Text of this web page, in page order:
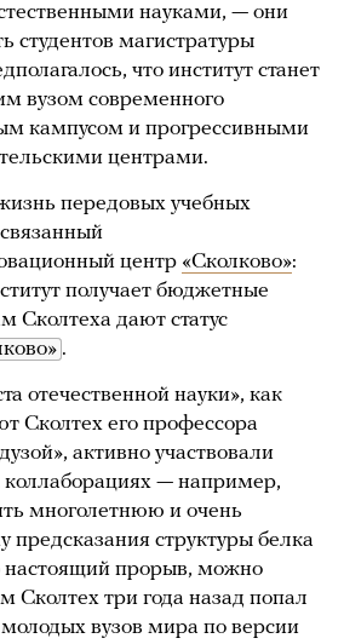
науками, — они
студентов магистратуры
что институт станет
вузом современного
кампусом и прогрессивными
центрами.
передовых учебных
центр «Сколково»:
получает бюджетные
Сколтеха дают статус
.
отечественной науки», как
Сколтех его профессора
активно участвовали
— например,
многолетнюю и очень
структуры белка
настоящий прорыв, можно
Сколтех три года назад попал
вузов мира по версии